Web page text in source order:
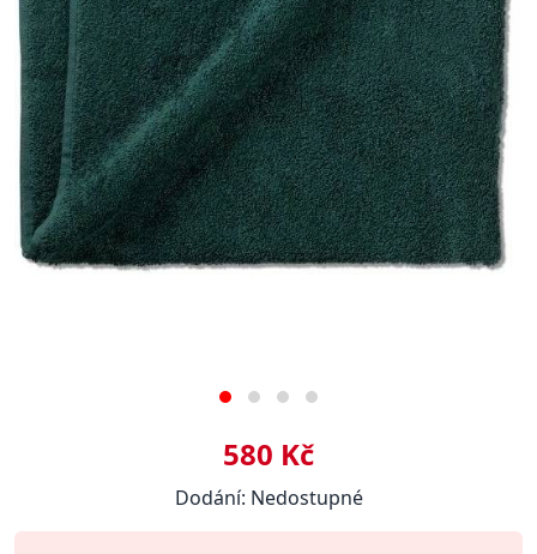
580 Kč
Dodání: Nedostupné